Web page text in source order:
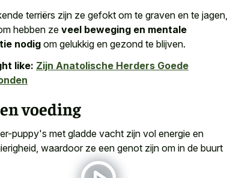
terriërs zijn ze gefokt om te graven en te jagen,
hebben ze veel beweging en mentale
nodigom gelukkig en gezond te blijven.
like: Zijn Anatolische Herders Goede
voeding
puppy's met gladde vacht zijn vol energie en
waardoor ze een genot zijn om in de buurt